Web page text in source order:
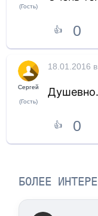
(Гость)
👍 0
Сергей
(Гость)
18.01.2016
Душевно.
👍 0
БОЛЕЕ